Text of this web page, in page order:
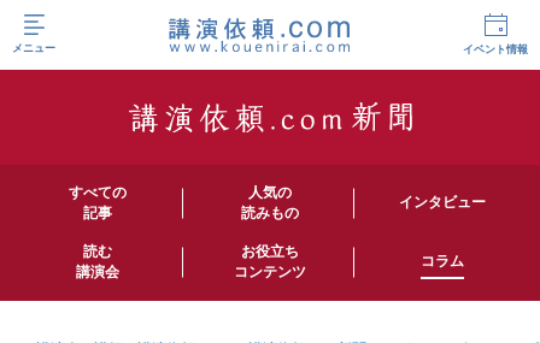
メニュー イベント情報
すべての
記事
人気の
読みもの
インタビュー
読む
講演会
お役立ち
コンテンツ
コラム